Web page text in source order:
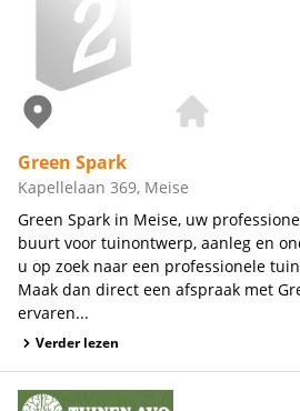
Green Spark
Kapellelaan 369, Meise
Green Spark in Meise, uw
buurt voor tuinontwerp, aanleg en
u op zoek naar een professionele
Maak dan direct een afspraak met
ervaren...
Verder lezen